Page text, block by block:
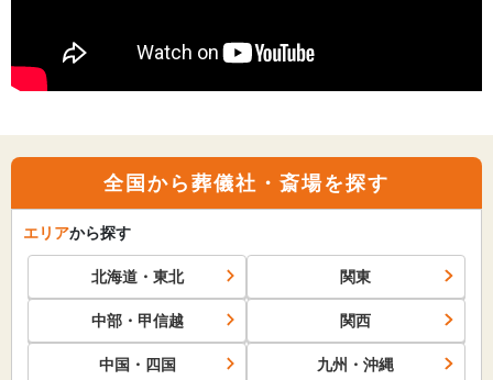
全国から葬儀社・斎場を探す
エリアから探す
北海道・東北 関東
中部・甲信越 関西
中国・四国 九州・沖縄